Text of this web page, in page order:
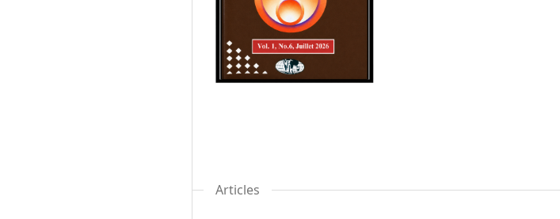
Articles